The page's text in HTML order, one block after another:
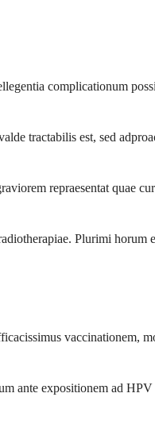
complicationum
tractabilis est, sed
repraesentat quae
Plurimi horum
vaccinationem,
ante expositionem ad